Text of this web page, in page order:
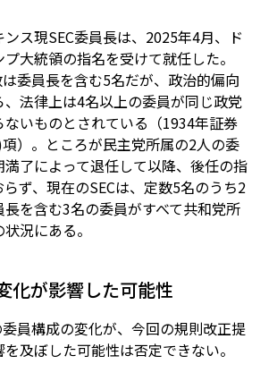
ス現SEC委員長は、2025年4月、ド
大統領の指名を受けて就任した。
委員長を含む5名だが、政治的偏向
、法律上は4名以上の委員が同じ政党
ないものとされている（1934年証券
）。ところが民主党所属の2人の委
満了によって退任して以降、後任の指
ず、現在のSECは、定数5名のうち2
を含む3名の委員がすべて共和党所
況にある。
化が影響した可能性
委員構成の変化が、今回の規則改正提
及ぼした可能性は否定できない。